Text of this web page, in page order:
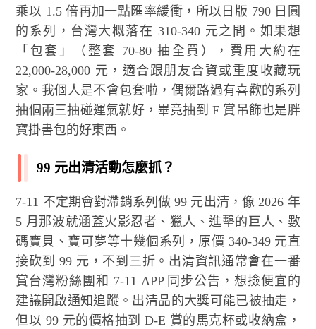
乘以 1.5 倍再加一點匯率緩衝，所以日版 790 日圓
的系列，台灣大概落在 310-340 元之間。如果想
「包套」（整套 70-80 抽全買），費用大約在
22,000-28,000 元，適合跟朋友合資或重度收藏玩
家。我個人是不會包套啦，偶爾路過有喜歡的系列
抽個兩三抽碰運氣就好，畢竟抽到 F 賞吊飾也是胖
寶掛書包的好東西。
99 元出清活動怎麼抓？
7-11 不定期會對滯銷系列做 99 元出清，像 2026 年
5 月那波就涵蓋火影忍者、獵人、進擊的巨人、數
碼寶貝、寶可夢等十幾個系列，原價 340-349 元直
接砍到 99 元，不到三折。出清資訊通常會在一番
賞台灣粉絲團和 7-11 APP 同步公告，想撿便宜的
建議開啟通知追蹤。出清品的大獎可能已被抽走，
但以 99 元的價格抽到 D-E 賞的馬克杯或收納盒，